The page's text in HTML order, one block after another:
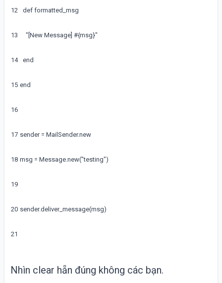
12
13
14
15
16
17
18
19
20
21
def formatted msg
"[New Message] #{msg}"
end
end
sender = MailSender.new
msg = Message.new("testing")
sender.deliver_message(msg)
Nhìn clear hẵn đúng không các bạn.